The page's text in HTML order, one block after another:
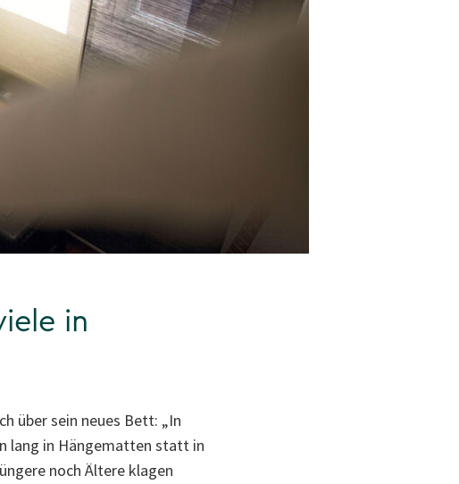
in
über sein neues Bett: „In
lang in Hängematten statt in
noch Ältere klagen